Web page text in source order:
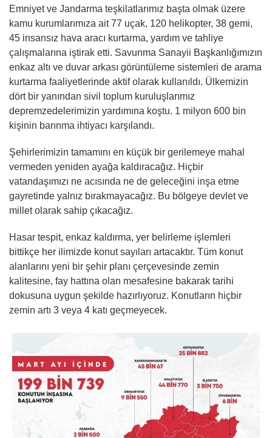
Emniyet ve Jandarma teşkilatlarımız başta olmak üzere
kamu kurumlarımıza ait 77 uçak, 120 helikopter, 38 gemi,
45 insansız hava aracı kurtarma, yardım ve tahliye
çalışmalarına iştirak etti. Savunma Sanayii Başkanlığımızın
enkaz altı ve duvar arkası görüntüleme sistemleri de arama
kurtarma faaliyetlerinde aktif olarak kullanıldı. Ülkemizin
dört bir yanından sivil toplum kuruluşlarımız
depremzedelerimizin yardımına koştu. 1 milyon 600 bin
kişinin barınma ihtiyacı karşılandı.
Şehirlerimizin tamamını en küçük bir gerilemeye mahal
vermeden yeniden ayağa kaldıracağız. Hiçbir
vatandaşımızı ne acısında ne de geleceğini inşa etme
gayretinde yalnız bırakmayacağız. Bu bölgeye devlet ve
millet olarak sahip çıkacağız.
Hasar tespit, enkaz kaldırma, yer belirleme işlemleri
bittikçe her ilimizde konut sayıları artacaktır. Tüm konut
alanlarını yeni bir şehir planı çerçevesinde zemin
kalitesine, fay hattına olan mesafesine bakarak tarihi
dokusuna uygun şekilde hazırlıyoruz. Konutların hiçbir
zemin artı 3 veya 4 katı geçmeyecek.